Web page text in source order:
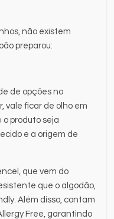
não existem
preparou:
de opções no
vale ficar de olho em
produto seja
e a origem de
que vem do
que o algodão,
Além disso, contam
Free, garantindo